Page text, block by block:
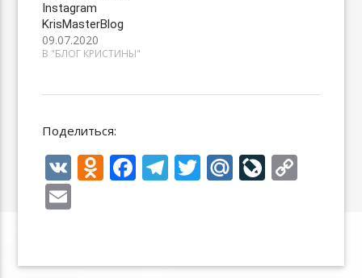
Instagram
KrisMasterBlog
09.07.2020
В "БЛОГ КРИСТИНЫ"
Поделиться:
V O
kl
F
o
T
a
T M
u
Li
u Li